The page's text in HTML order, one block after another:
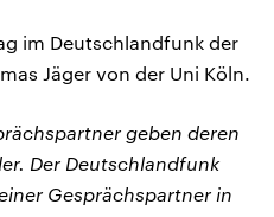
im Deutschlandfunk der
Jäger von der Uni Köln.
geben deren
Der Deutschlandfunk
Gesprächspartner in